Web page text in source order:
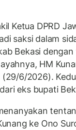
Ketua DPRD
saksi dalam
Bekasi
HM
(29/6/2026).
eks bupati
ke Ono